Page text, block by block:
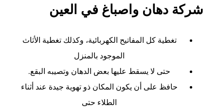
شركة دهان واصباغ في العين
تغطية كل المفاتيح الكهربائية، وكذلك تغطية الأثاث
الموجود بالمنزل
حتى لا يسقط عليها بعض الدهان وتصيبه البقع.
حافظ على أن يكون المكان ذو تهوية جيدة عند أثناء
الطلاء حتى